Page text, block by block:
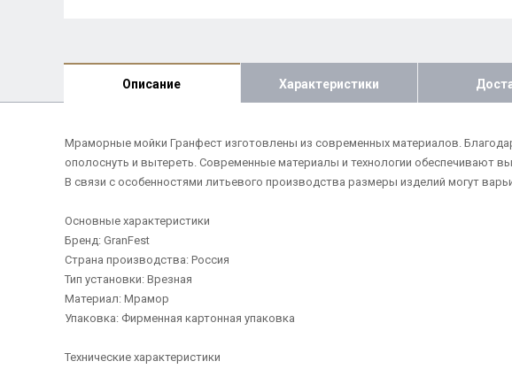
Описание Характеристики
Мраморные мойки Гранфест изготовлены из современных материалов.
ополоснуть и вытереть. Современные материалы и технологии обеспечивают
В связи с особенностями литьевого производства размеры изделий могут
Основные характеристики
Бренд: GranFest
Страна производства: Россия
Тип установки: Врезная
Материал: Мрамор
Упаковка: Фирменная картонная упаковка
Технические характеристики